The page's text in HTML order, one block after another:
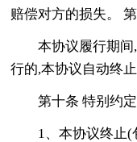
赔偿对方的损失。
本协议履行期
行的,本协议自动终
第十条 特别约定
1、本协议终止(